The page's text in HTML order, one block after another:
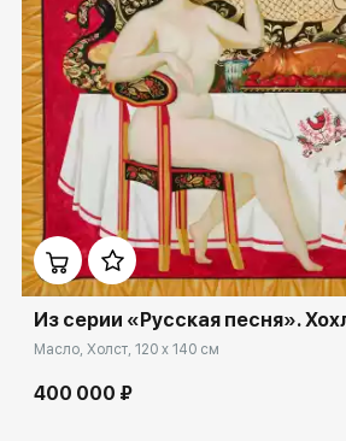
Домен:
Из серии «Русская песня».
Масло, Холст, 120 x 140 см
400 000 ₽